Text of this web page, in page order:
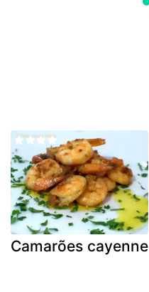
Camarões cayenne